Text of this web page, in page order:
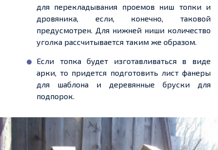
для перекладывания проемов ниш топки и
дровяника, если, конечно, таковой
предусмотрен. Для нижней ниши количество
уголка рассчитывается таким же образом.
Если топка будет изготавливаться в виде
арки, то придется подготовить лист фанеры
для шаблона и деревянные бруски для
подпорок.